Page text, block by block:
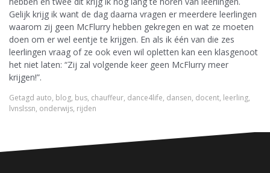
Gelijk krijg ik want de dag daarna vragen er meerdere leerlingen
waarom zij geen McFlurry hebben gekregen en wat ze moeten
doen om er wel eentje te krijgen. En als ik één van die zes
leerlingen vraag of ze ook even wil opletten kan een klasgenoot
het niet laten: “Zij zal volgende keer geen McFlurry meer
krijgen!”.
Getagd auto, blog, bus, chauffeur, dance4life, dansen, docent, leerling,
lvnslssn, onderwijs, rijden